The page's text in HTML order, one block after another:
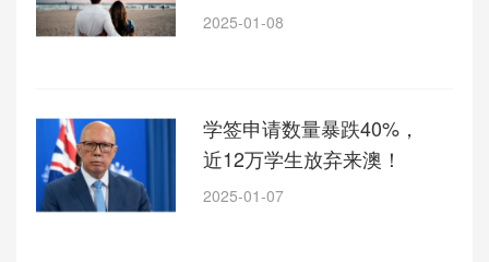
2025-01-08
学签申请数量暴跌40%，
近12万学生放弃来澳！
2025-01-07